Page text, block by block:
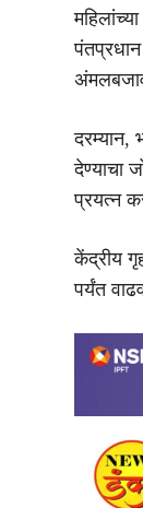
दरम्यान,
देण्याचा
प्रयत्न
केंद्रीय
पर्यंत